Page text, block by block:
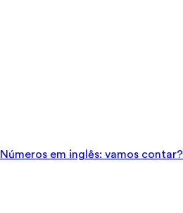
Números em inglês: vamos contar?